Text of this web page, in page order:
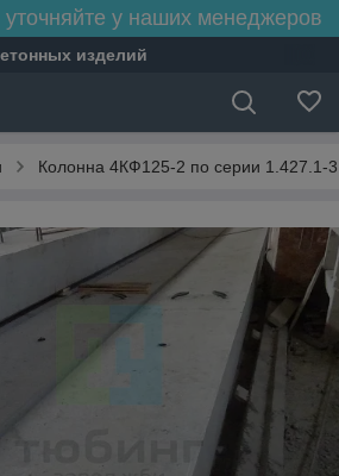
у наших менеджеров
изделий
Колонна 4КФ125-2 по серии 1.427.1-